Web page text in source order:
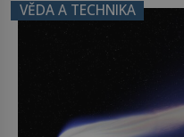
posouvají hranice
naše představy o tom,
napovídá, kde bychom
VĚDA A TECHNIKA